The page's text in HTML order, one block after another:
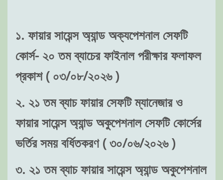
১. ফায়ার সায়েন্স অ্যান্ড অক্যপেশনাল সেফটি
কোর্স- ২০ তম ব্যাচের ফাইনাল পরীক্ষার ফলাফল
প্রকাশ ( ০৩/০৮/২০২৬ )
২. ২১ তম ব্যাচ ফায়ার সেফটি ম্যানেজার ও
ফায়ার সায়েন্স অ্যান্ড অকুপেশনাল সেফটি কোর্সের
ভর্তির সময় বর্ধিতকরণ ( ৩০/০৬/২০২৬ )
৩. ২১ তম ব্যাচ ফায়ার সায়েন্স অ্যান্ড অকুপেশনাল